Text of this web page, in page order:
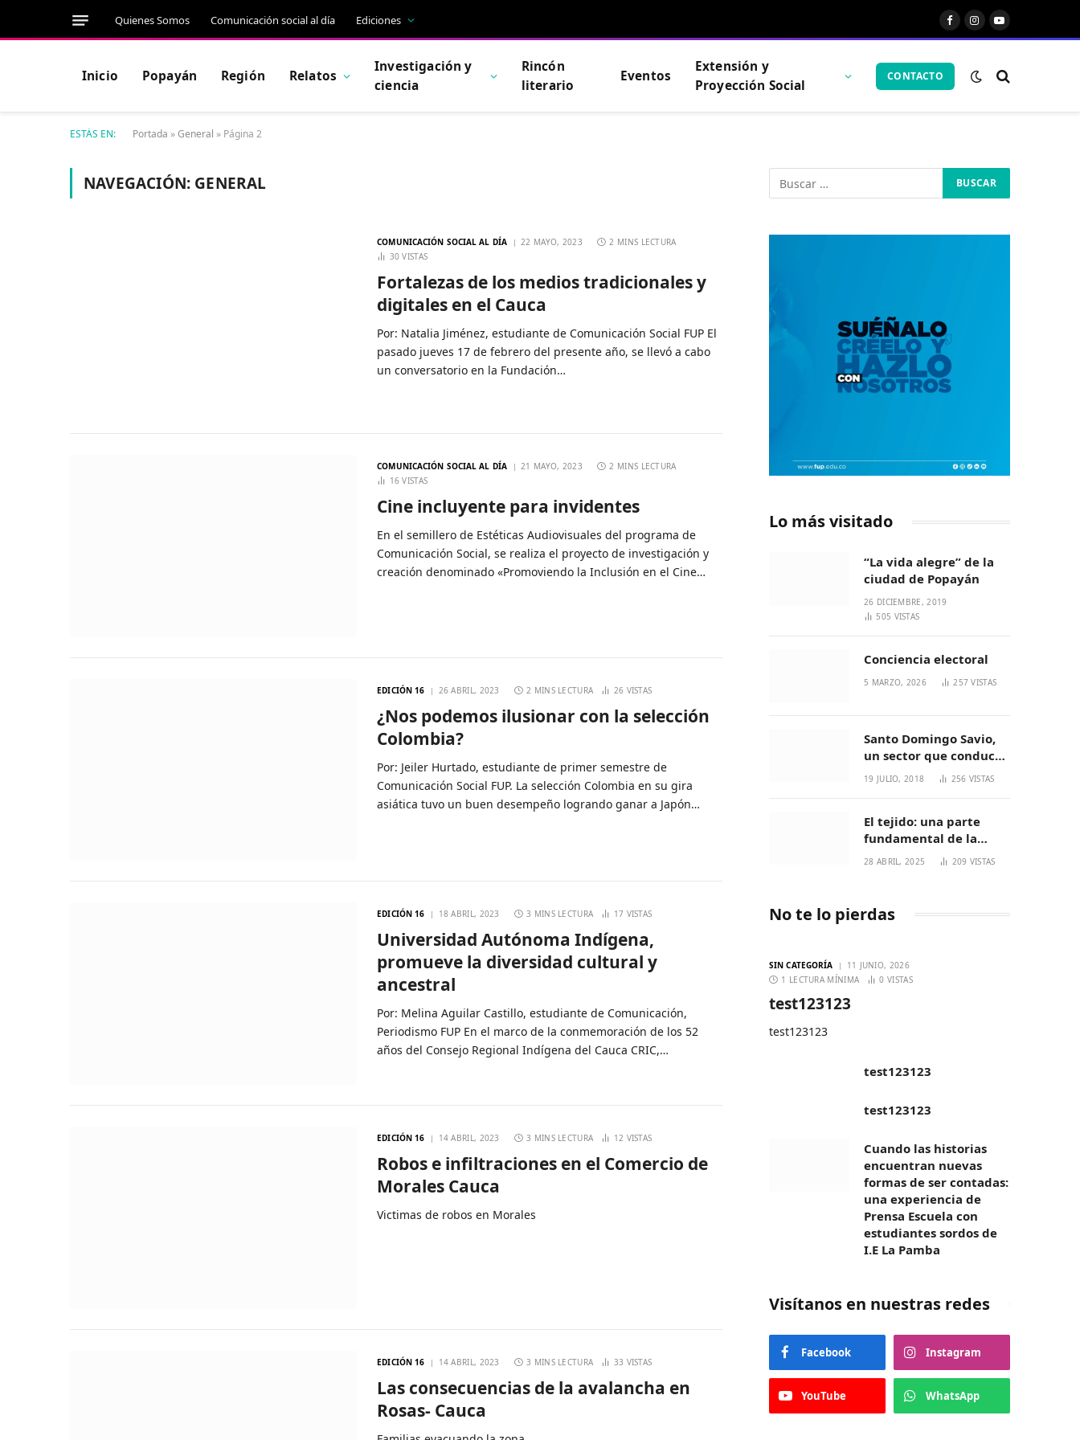
Quienes Somos Comunicación social al día Ediciones FacebookInstagram
YouTube
Inicio Popayán Región Relatos
Investigación y
ciencia
Rincón
literario
Eventos
Extensión y
Proyección Social
CONTACTO
ESTÁS EN: Portada »General » Página 2
NAVEGACIÓN: GENERAL
COMUNICACIÓN SOCIAL AL DÍA 22 MAYO, 2023
2 MINS LECTURA
30VISTAS
Fortalezas de los medios tradicionales y
digitales en el Cauca
Por: Natalia Jiménez, estudiante de Comunicación Social FUP El
pasado jueves 17 de febrero del presente año, se llevó a cabo
un conversatorio en la Fundación…
COMUNICACIÓN SOCIAL AL DÍA 21 MAYO, 2023
2 MINS LECTURA
16VISTAS
Cine incluyente para invidentes
En el semillero de Estéticas Audiovisuales del programa de
Comunicación Social, se realiza el proyecto de investigación y
creación denominado «Promoviendo la Inclusión en el Cine…
EDICIÓN 16 26 ABRIL, 2023 2 MINS LECTURA 26 VISTAS
¿Nos podemos ilusionar con la selección
Colombia?
Por: Jeiler Hurtado, estudiante de primer semestre de
Comunicación Social FUP. La selección Colombia en su gira
asiática tuvo un buen desempeño logrando ganar a Japón…
EDICIÓN 16 18 ABRIL, 2023 3 MINS LECTURA 17 VISTAS
Universidad Autónoma Indígena,
promueve la diversidad cultural y
ancestral
Por: Melina Aguilar Castillo, estudiante de Comunicación,
Periodismo FUP En el marco de la conmemoración de los 52
años del Consejo Regional Indígena del Cauca CRIC,…
EDICIÓN 16 14 ABRIL, 2023 3 MINS LECTURA 12 VISTAS
Robos e infiltraciones en el Comercio de
Morales Cauca
Victimas de robos en Morales
EDICIÓN 16 14 ABRIL, 2023 3 MINS LECTURA 33 VISTAS
Las consecuencias de la avalancha en
Rosas- Cauca
Lo más visitado
“La vida alegre” de la
ciudad de Popayán
26 DICIEMBRE, 2019
505 VISTAS
Conciencia electoral
5 MARZO, 2026 257VISTAS
Santo Domingo Savio,
un sector que conduce
a generaciones
increíbles
19 JULIO, 2018 256 VISTAS
El tejido: una parte
fundamental de la
cultura Nasa
28 ABRIL, 2025 209 VISTAS
No te lo pierdas
SIN CATEGORÍA
11 JUNIO, 2026
1 LECTURA MÍNIMA
0VISTAS
test123123
test123123
test123123
test123123
Cuando las historias
encuentran nuevas
formas de ser contadas:
una experiencia de
Prensa Escuela con
estudiantes sordos de
I.E La Pamba
Visítanos en nuestras redes
Facebook Instagram
YouTube WhatsApp